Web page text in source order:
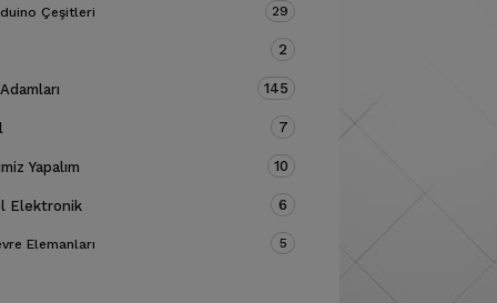
Çeşitleri 29
2
145
7
Yapalım 10
Elektronik 6
Elemanları 5